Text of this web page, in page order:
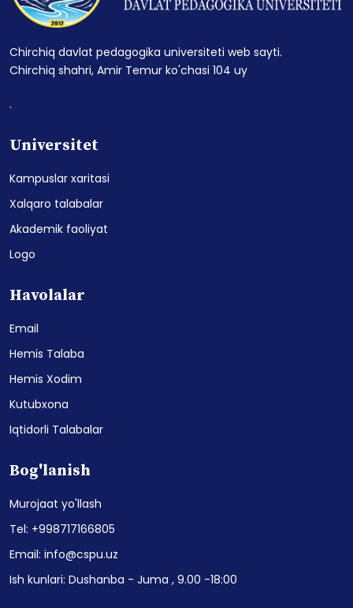
Chirchiq davlat pedagogika universiteti web sayti.
Chirchiq shahri, Amir Temur ko'chasi 104 uy
.
Universitet
Kampuslar xaritasi
Xalqaro talabalar
Akademik faoliyat
Logo
Havolalar
Email
Hemis Talaba
Hemis Xodim
Kutubxona
Iqtidorli Talabalar
Bog'lanish
Murojaat yo'llash
Tel: +998717166805
Email: info@cspu.uz
Ish kunlari: Dushanba - Juma , 9.00 -18:00